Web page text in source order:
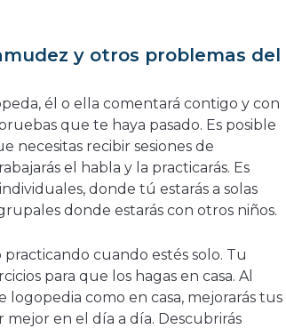
y otros problemas del
él o ella comentará contigo y con
que te haya pasado. Es posible
necesitas recibir sesiones de
el habla y la practicarás. Es
donde tú estarás a solas
donde estarás con otros niños.
cuando estés solo. Tu
para que los hagas en casa. Al
logopedia como en casa, mejorarás tus
mejor en el día a día. Descubrirás